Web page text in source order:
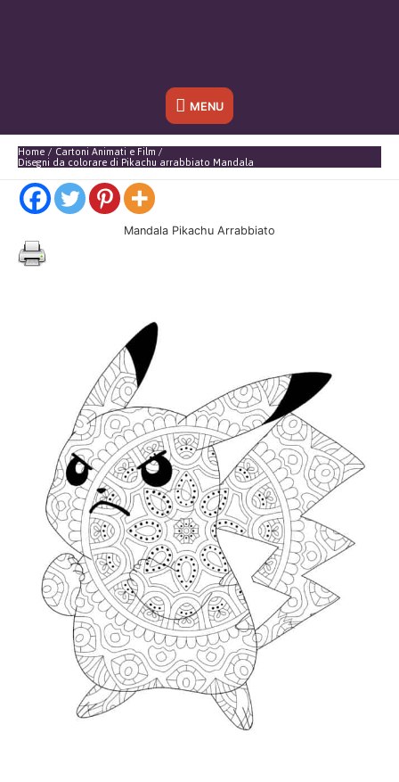
Sotto
l'header
MENU
Home Cartoni Animati e Film
Disegni da colorare di Pikachu arrabbiato Mandala
Mandala Pikachu Arrabbiato